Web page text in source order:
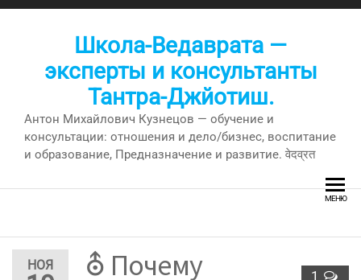
Перейти
Школа-Ведаврата —
эксперты и консультанты
Тантра-Джйотиш.
Антон Михайлович Кузнецов — обучение и
консультации: отношения и дело/бизнес, воспитание
и образование, Предназначение и развитие. वेदव्रत
МЕНЮ
НОЯ
1
⛢ Почему